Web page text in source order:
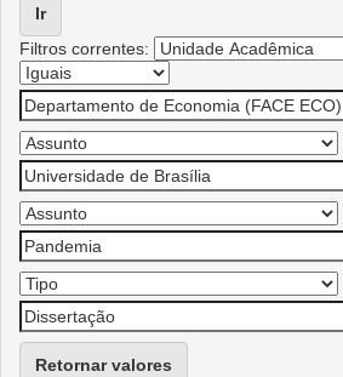
Filtros correntes:
Retornar valores